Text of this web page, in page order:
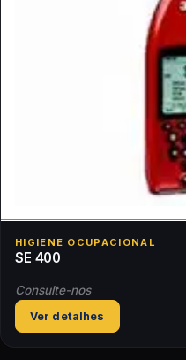
HIGIENE OCUPACIONAL
SE 400
Consulte-nos
Ver detalhes